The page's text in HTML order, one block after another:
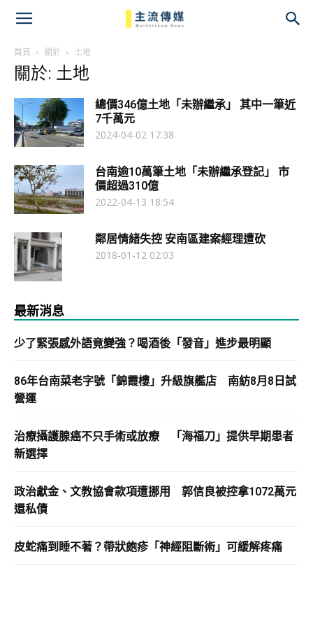
首頁 關於 土地
關於: 土地
總價346億土地「未辦繼承」 其中一筆近
7千萬元
2024-04-02 17:38
台南逾10萬筆土地「未辦繼承登記」 市
價超過310億
2022-04-13 18:54
鄰居情緒失控 安南區建案經理遭砍
2018-01-12 02:03
最新消息
少了緊張感外語竟變強？喝酒後「發音」進步最明顯
86年台南菜老字號「錦霞樓」升級旗艦店 南紡8月8日試
營運
治療攝護腺癌不只手術或放療 「海福刀」提供早期患者
新選擇
政治獻金、文教協會款項遭挪用 郭信良被控拿1072萬元
還私債
皮蛇痛到睡不著？帶狀皰疹「神經阻斷術」可緩解疼痛